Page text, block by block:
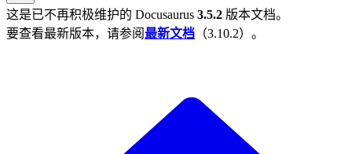
这是已不再积极维护的 Docusaurus 3.5.2 版本文档。
要查看最新版本，请参阅最新文档 （3.10.2）。